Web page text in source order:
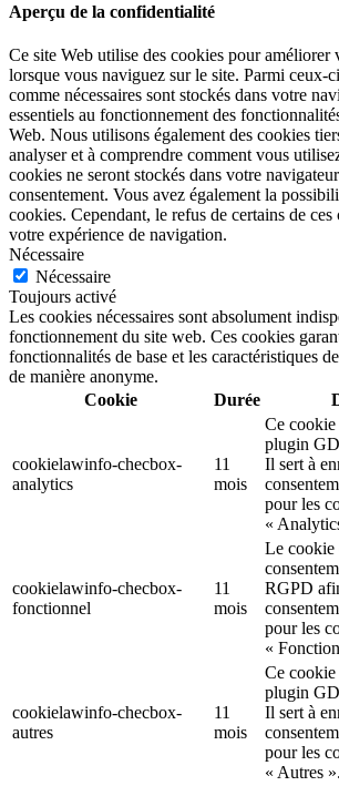
Aperçu de la confidentialité
Ce site Web utilise des cookies pour améliorer
lorsque vous naviguez sur le site. Parmi ceux-
comme nécessaires sont stockés dans votre
essentiels au fonctionnement des
Web. Nous utilisons également des cookies
analyser et à comprendre comment vous
cookies ne seront stockés dans votre
consentement. Vous avez également la
cookies. Cependant, le refus de certains de
votre expérience de navigation.
Nécessaire
Nécessaire
Toujours activé
Les cookies nécessaires sont absolument
fonctionnement du site web. Ces cookies
fonctionnalités de base et les caractéristiques
de manière anonyme.
Cookie
Durée
cookielawinfo-checbox-
analytics
11
mois
Ce
plugin
Il sert à
pour les
«
cookielawinfo-checbox-
fonctionnel
11
mois
Le cookie
RGPD
pour les
«
cookielawinfo-checbox-
autres
11
mois
Ce
plugin
Il sert à
pour les
« Autres ».